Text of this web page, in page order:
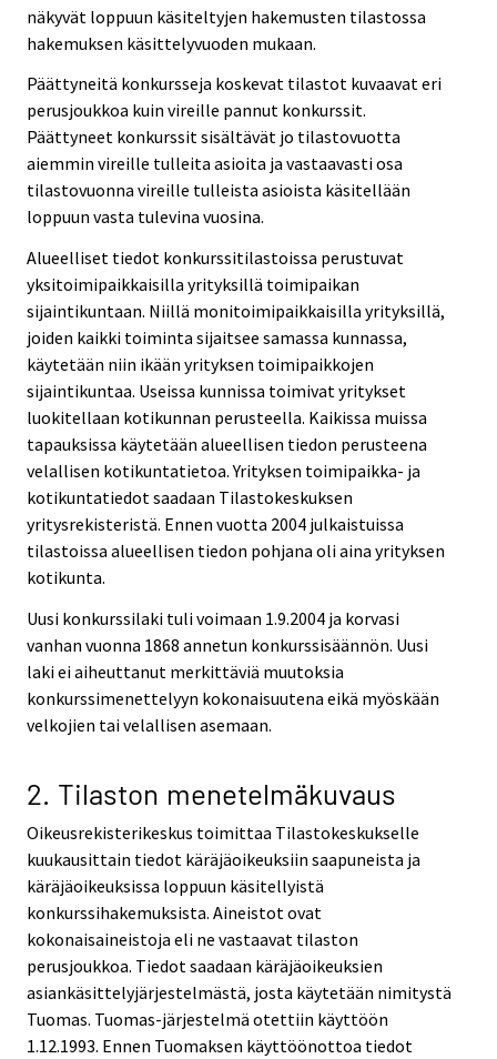
näkyvät loppuun käsiteltyjen hakemusten tilastossa
hakemuksen käsittelyvuoden mukaan.
Päättyneitä konkursseja koskevat tilastot kuvaavat eri
perusjoukkoa kuin vireille pannut konkurssit.
Päättyneet konkurssit sisältävät jo tilastovuotta
aiemmin vireille tulleita asioita ja vastaavasti osa
tilastovuonna vireille tulleista asioista käsitellään
loppuun vasta tulevina vuosina.
Alueelliset tiedot konkurssitilastoissa perustuvat
yksitoimipaikkaisilla yrityksillä toimipaikan
sijaintikuntaan. Niillä monitoimipaikkaisilla yrityksillä,
joiden kaikki toiminta sijaitsee samassa kunnassa,
käytetään niin ikään yrityksen toimipaikkojen
sijaintikuntaa. Useissa kunnissa toimivat yritykset
luokitellaan kotikunnan perusteella. Kaikissa muissa
tapauksissa käytetään alueellisen tiedon perusteena
velallisen kotikuntatietoa. Yrityksen toimipaikka- ja
kotikuntatiedot saadaan Tilastokeskuksen
yritysrekisteristä. Ennen vuotta 2004 julkaistuissa
tilastoissa alueellisen tiedon pohjana oli aina yrityksen
kotikunta.
Uusi konkurssilaki tuli voimaan 1.9.2004 ja korvasi
vanhan vuonna 1868 annetun konkurssisäännön. Uusi
laki ei aiheuttanut merkittäviä muutoksia
konkurssimenettelyyn kokonaisuutena eikä myöskään
velkojien tai velallisen asemaan.
2. Tilaston menetelmäkuvaus
Oikeusrekisterikeskus toimittaa Tilastokeskukselle
kuukausittain tiedot käräjäoikeuksiin saapuneista ja
käräjäoikeuksissa loppuun käsitellyistä
konkurssihakemuksista. Aineistot ovat
kokonaisaineistoja eli ne vastaavat tilaston
perusjoukkoa. Tiedot saadaan käräjäoikeuksien
asiankäsittelyjärjestelmästä, josta käytetään nimitystä
Tuomas. Tuomas-järjestelmä otettiin käyttöön
1.12.1993. Ennen Tuomaksen käyttöönottoa tiedot